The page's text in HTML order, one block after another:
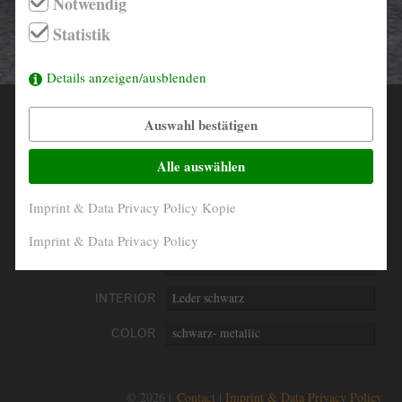
YEAR 1998
134.500 Km original
INTERIOR Leder schwarz
COLOR schwarz- metallic
© 2026 | Contact Imprint & Data Privacy Policy
Statistik
Details anzeigen/ausblenden
Auswahl bestätigen
Alle auswählen
Imprint & Data Privacy Policy Kopie
Imprint & Data Privacy Policy